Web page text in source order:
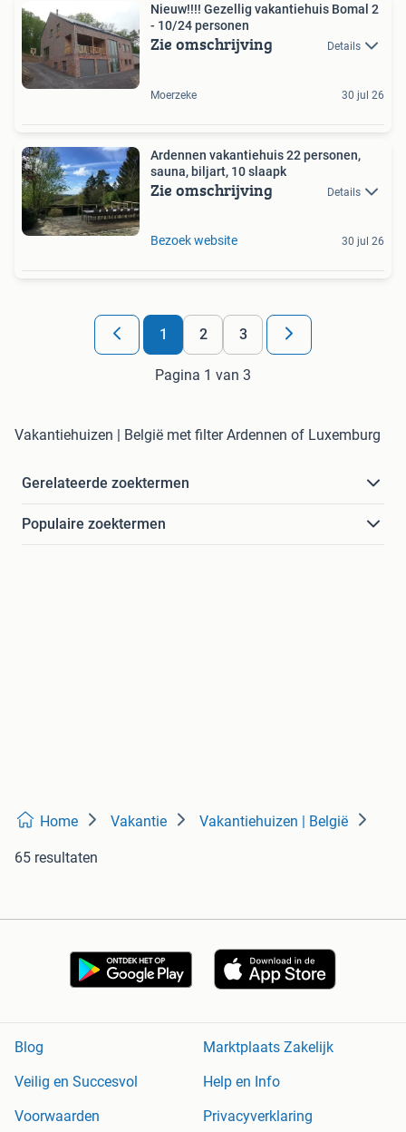
Nieuw!!!! Gezellig vakantiehuis Bomal 2
- 10/24 personen
Zie omschrijving Details
Moerzeke 30 jul 26
Ardennen vakantiehuis 22 personen,
sauna, biljart, 10 slaapk
Zie omschrijving Details
Bezoek website 30 jul 26
1 2 3
Pagina 1 van 3
Vakantiehuizen | België met filter Ardennen of Luxemburg
Gerelateerde zoektermen
Populaire zoektermen
Home Vakantie Vakantiehuizen | België
65 resultaten
Blog
Marktplaats Zakelijk
Veilig en Succesvol
Help en Info
Voorwaarden
Privacyverklaring